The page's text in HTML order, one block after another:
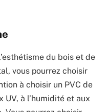
du bois et de
vous pourrez choisir
à choisir un PVC de
à l’humidité et aux